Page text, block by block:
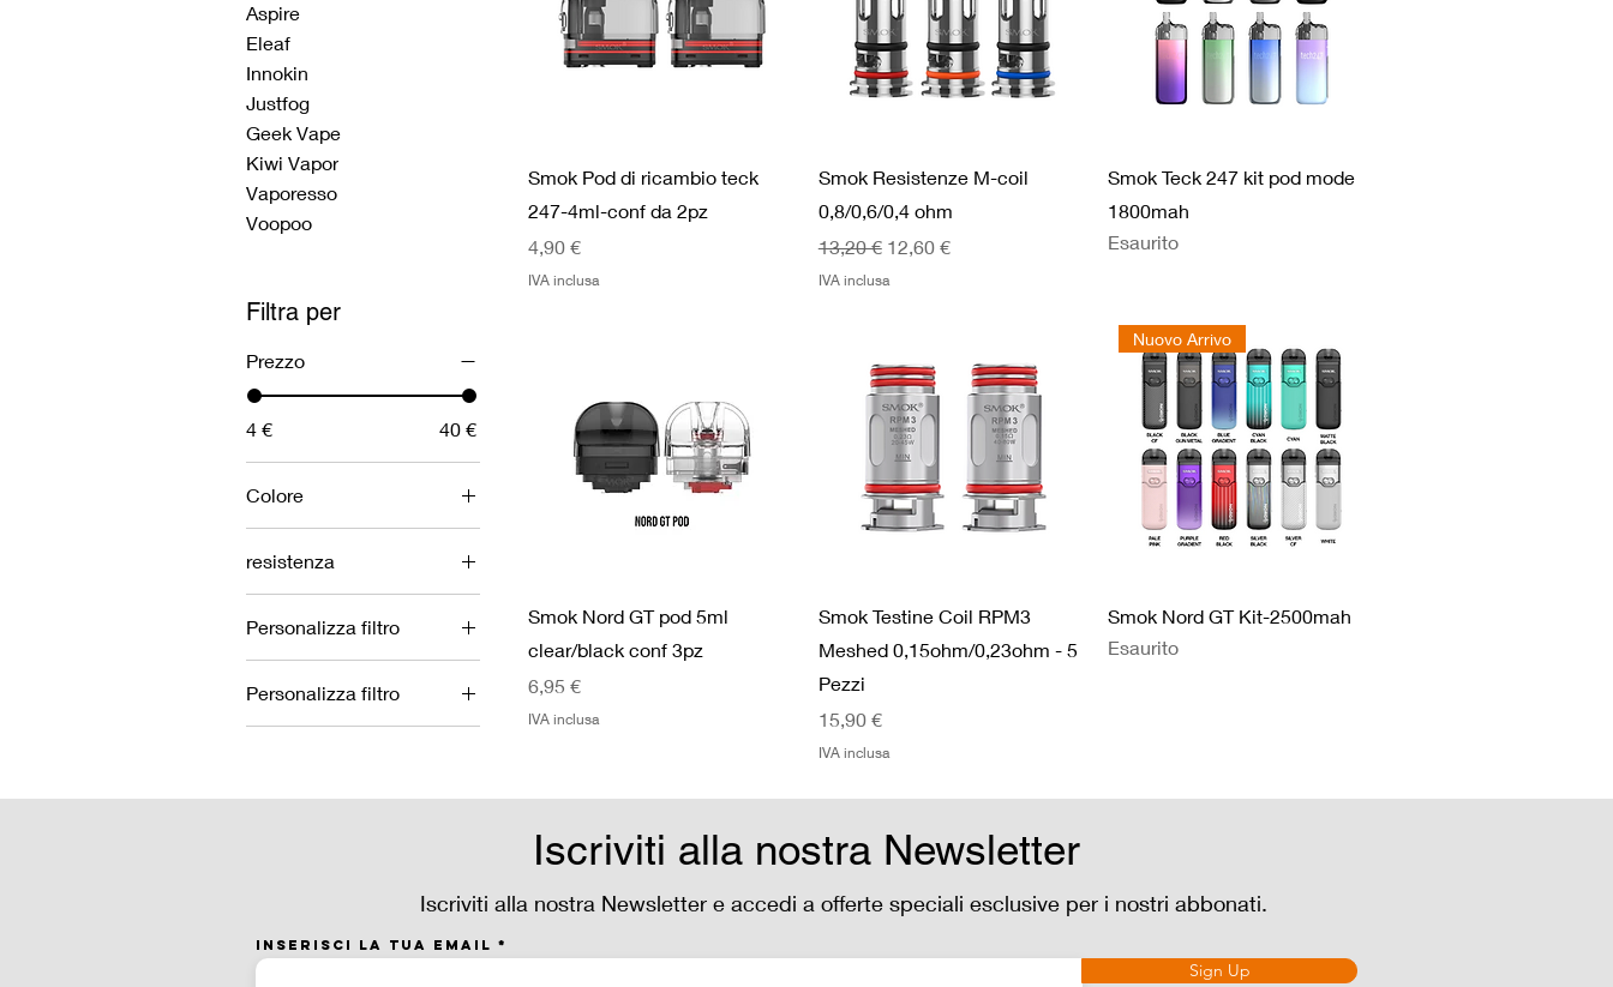
Aspire
Eleaf
Innokin
Justfog
Geek Vape
Kiwi Vapor
Vaporesso
Voopoo
Filtra per
Prezzo
4 € 40 €
Colore
resistenza
0.23ohm
Personalizza filtro
Kit e Box
Personalizza filtro
Smok Pod di ricambio teck
247-4ml-conf da 2pz
Prezzo
4,90 €
IVA inclusa
Smok Resistenze M-coil
0,8/0,6/0,4 ohm
Prezzo regolare
13,20 € Prezzo scontato
12,60 €
IVA inclusa
Smok Teck 247 kit pod mode
1800mah
Esaurito
Smok Nord GT pod 5ml
clear/black conf 3pz
Prezzo
6,95 €
IVA inclusa
Smok Testine Coil RPM3
Meshed 0,15ohm/0,23ohm - 5
Pezzi
Prezzo
15,90 €
IVA inclusa
Nuovo Arrivo
Smok Nord GT Kit-2500mah
Esaurito
Iscriviti alla nostra Newsletter
Iscriviti alla nostra Newsletter e accedi a offerte speciali esclusive per i nostri abbonati.
Inserisci la tua email
Sign Up